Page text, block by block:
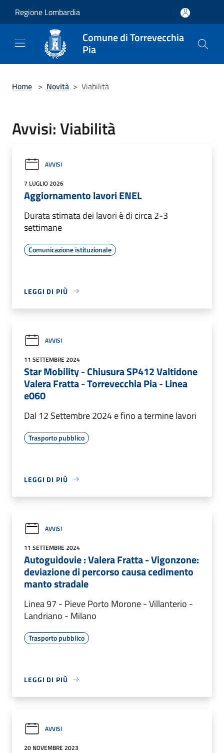
Regione Lombardia
Comune di Torrevecchia
Pia
Home > Novità > Viabilità
Avvisi: Viabilità
AVVISI
7 LUGLIO 2026
Aggiornamento lavori ENEL
Durata stimata dei lavori è di circa 2-3
settimane
Comunicazione istituzionale
LEGGI DI PIÙ
AVVISI
11 SETTEMBRE 2024
Star Mobility - Chiusura SP412 Valtidone
Valera Fratta - Torrevecchia Pia - Linea
e060
Dal 12 Settembre 2024 e fino a termine lavori
Trasporto pubblico
LEGGI DI PIÙ
AVVISI
11 SETTEMBRE 2024
Autoguidovie : Valera Fratta - Vigonzone:
deviazione di percorso causa cedimento
manto stradale
Linea 97 - Pieve Porto Morone - Villanterio -
Landriano - Milano
Trasporto pubblico
LEGGI DI PIÙ
AVVISI
20 NOVEMBRE 2023